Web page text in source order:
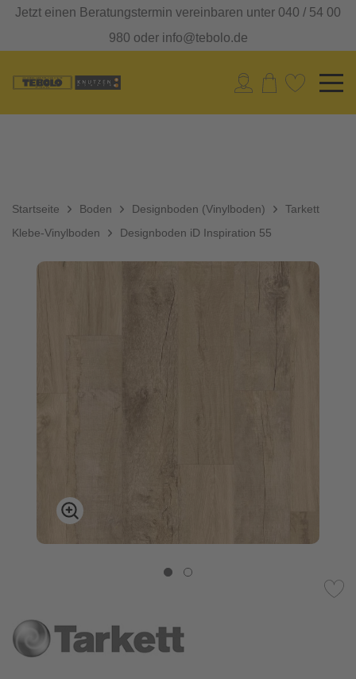
Jetzt einen Beratungstermin vereinbaren unter 040 / 54 00
980 oder info@tebolo.de
Startseite Boden
Designboden (Vinylboden)
Klebe-Vinylboden
Tarkett
Designboden iD Inspiration 55